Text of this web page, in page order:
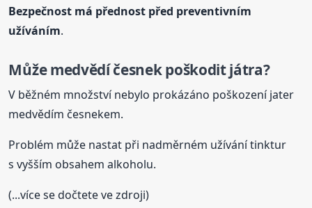
Bezpečnost má přednost před preventivním
užíváním.
Může medvědí česnek poškodit játra?
V běžném množství nebylo prokázáno poškození jater
medvědím česnekem.
Problém může nastat při nadměrném užívání tinktur
s vyšším obsahem alkoholu.
(...více se dočtete ve zdroji)